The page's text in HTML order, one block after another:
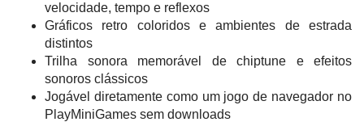
velocidade, tempo e reflexos
Gráficos retro coloridos e ambientes de estrada
distintos
Trilha sonora memorável de chiptune e efeitos
sonoros clássicos
Jogável diretamente como um jogo de navegador no
PlayMiniGames sem downloads